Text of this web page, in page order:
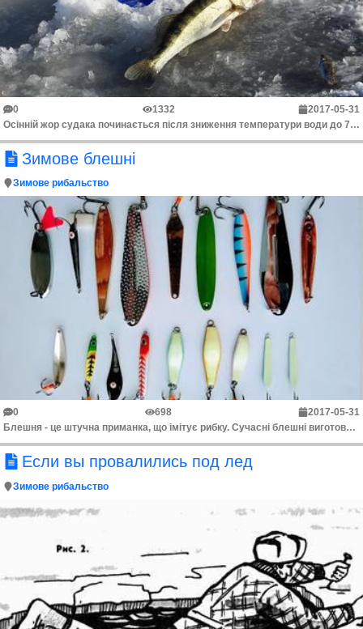
0 1332
2017-05-31
Осінній жор судака починається після зниження температури води до 7-10°С і, як правило, задовго до льодоставу. Зазвичай це відбувається на початку або...
Зимове блешні
Зимове рибальство
0 698
2017-05-31
Блешня - це штучна приманка, що імітує рибку. Сучасні блешні виготовляють з найрізноманітніших матеріалів: металів (латуні, міді, срібла, заліза, стал...
Если вы провалились под лед
Зимове рибальство